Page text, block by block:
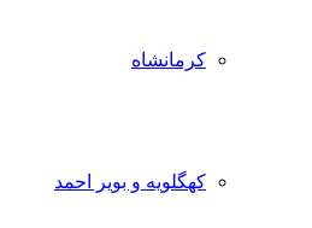
کرمانشاه
کهگلویه و بویر احمد